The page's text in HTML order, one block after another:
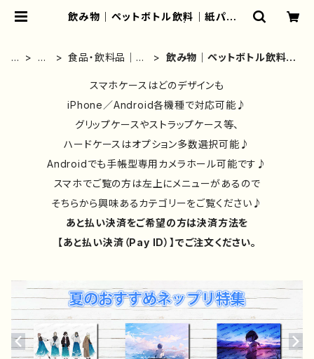
飲み物｜ペットボトル飲料｜紙パック
れ/イラストレーター/グッズ/人気/後
払い/通販｜雑貨屋アリうさ
ホ
雑
食品・飲料品｜後
飲み物｜ペットボトル飲料｜
い
スマホケースはどのデザインも
iPhone／Android各機種で対応可能♪
グリップケースやストラップケース等、
ハードケースはオプション多数選択可能♪
Androidでも手帳型専用カメラホール可能です♪
スマホでご覧の方は左上にメニューがあるので
そちらから興味あるカテゴリーをご覧ください♪
あと払い決済をご希望の方は決済方法を
【あと払い決済（Pay ID）】でご注文ください。